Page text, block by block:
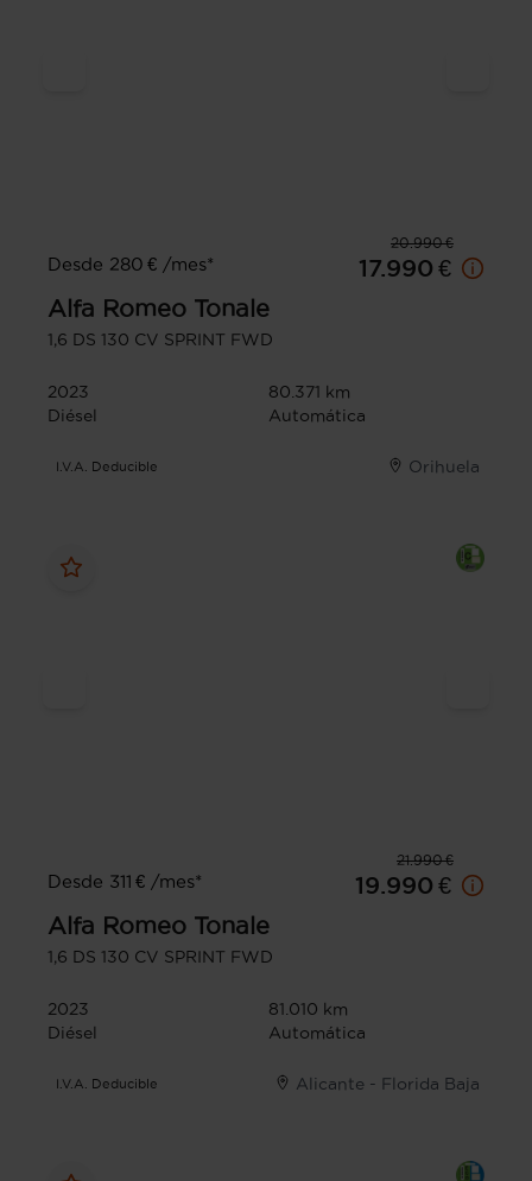
20.990 €
Desde 280 € /mes*
17.990 €
Alfa Romeo Tonale
1,6 DS 130 CV SPRINT FWD
2023
80.371 km
Diésel
Automática
I.V.A. Deducible Orihuela
21.990 €
Desde 311 € /mes*
19.990 €
Alfa Romeo Tonale
1,6 DS 130 CV SPRINT FWD
2023
81.010 km
Diésel
Automática
I.V.A. Deducible Alicante - Florida Baja